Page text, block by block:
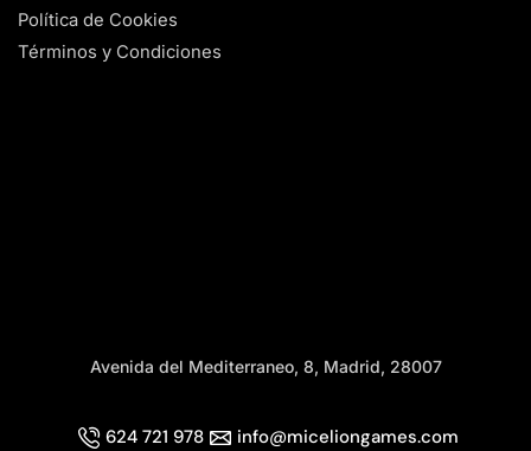
Política de Cookies
Términos y Condiciones
Avenida del Mediterraneo, 8, Madrid, 28007
624 721 978 info@miceliongames.com